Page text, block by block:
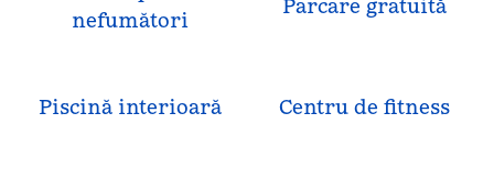
nefumători
Parcare gratuită
Piscină interioară Centru de fitness